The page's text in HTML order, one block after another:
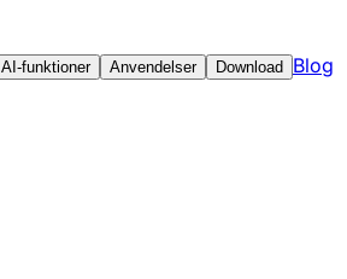
AI-funktioner Anvendelser Download Blog